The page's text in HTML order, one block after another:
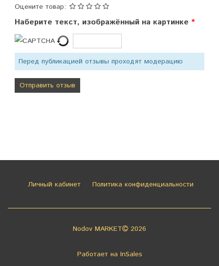
Оцените товар:
Наберите текст, изображённый на картинке
Перед публикацией отзывы проходят модерацию
Личный кабинет Политика конфиденциальности
Nodov MARKET 2026
Работает на InSales